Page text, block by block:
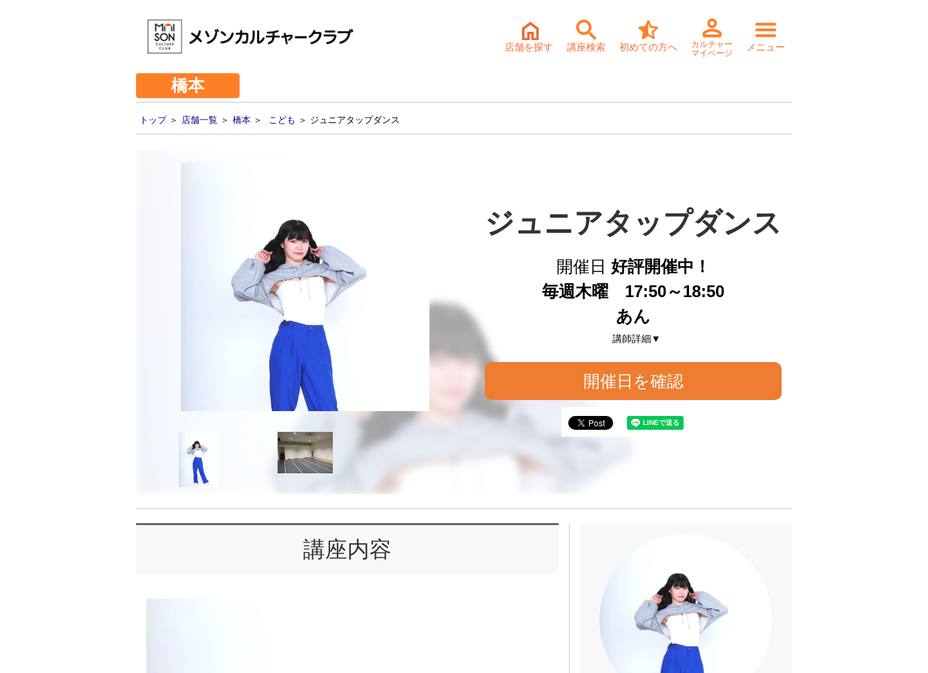
店舗を探す 講座検索 初めての方へ
カルチャー
マイページ
メニュー
橋本
トップ＞ 店舗一覧 ＞ 橋本 ＞ こども ＞ ジュニアタップダンス
ジュニアタップダンス
開催日 好評開催中！
毎週木曜 17:50～18:50
あん
講師詳細▼
開催日を確認
講座内容